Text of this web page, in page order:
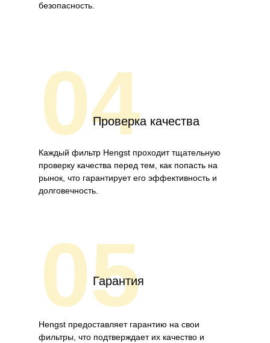
безопасность.
04Проверка качества
Каждый фильтр Hengst проходит тщательную
проверку качества перед тем, как попасть на
рынок, что гарантирует его эффективность и
долговечность.
05
Гарантия
Hengst предоставляет гарантию на свои
фильтры, что подтверждает их качество и